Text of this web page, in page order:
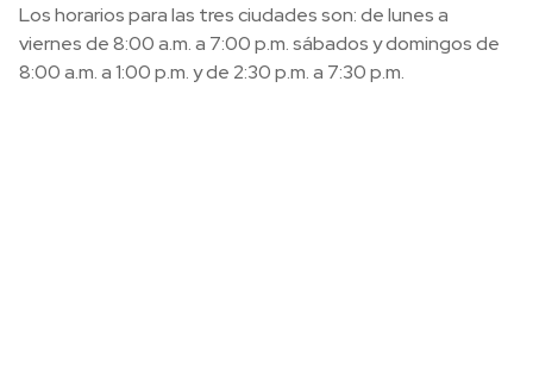
Los horarios para las tres ciudades son: de lunes a
viernes de 8:00 a.m. a 7:00 p.m. sábados y domingos de
8:00 a.m. a 1:00 p.m. y de 2:30 p.m. a 7:30 p.m.